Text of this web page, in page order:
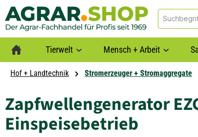
Zur Hauptnavigation springen
Tierwelt Mensch + Arbeit
Hof + Landtechnik Stromerzeuger + Stromaggregate
Zapfwellengenerator
Einspeisebetrieb